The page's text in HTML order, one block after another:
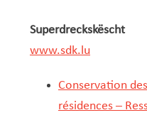
Superdreckskëscht
www.sdk.lu
Conservation
résidences –